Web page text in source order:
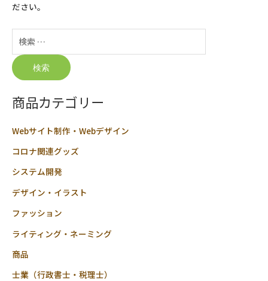
商品カテゴリー
Webサイト制作・Webデザイン
コロナ関連グッズ
システム開発
デザイン・イラスト
ファッション
ライティング・ネーミング
商品
士業（行政書士・税理士）
ださい。